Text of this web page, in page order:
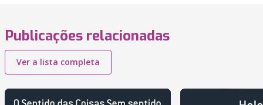
Publicações relacionadas
Ver a lista completa